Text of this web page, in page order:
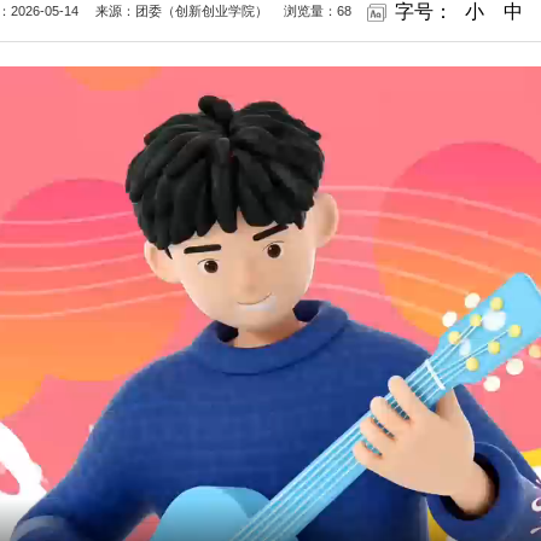
2026-05-14 来源：团委（创新创业学院） 浏览量：68 字号： 小 中